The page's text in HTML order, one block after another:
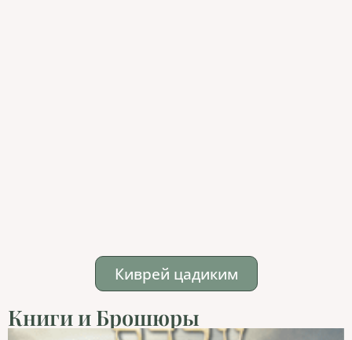
Киврей цадиким
Книги и Брошюры